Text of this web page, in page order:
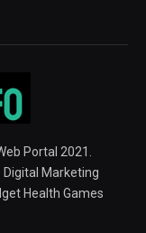
Portal 2021.
Marketing
Health Games